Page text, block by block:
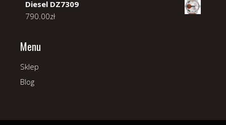
Diesel DZ7309
790.00zł
Menu
Sklep
Blog